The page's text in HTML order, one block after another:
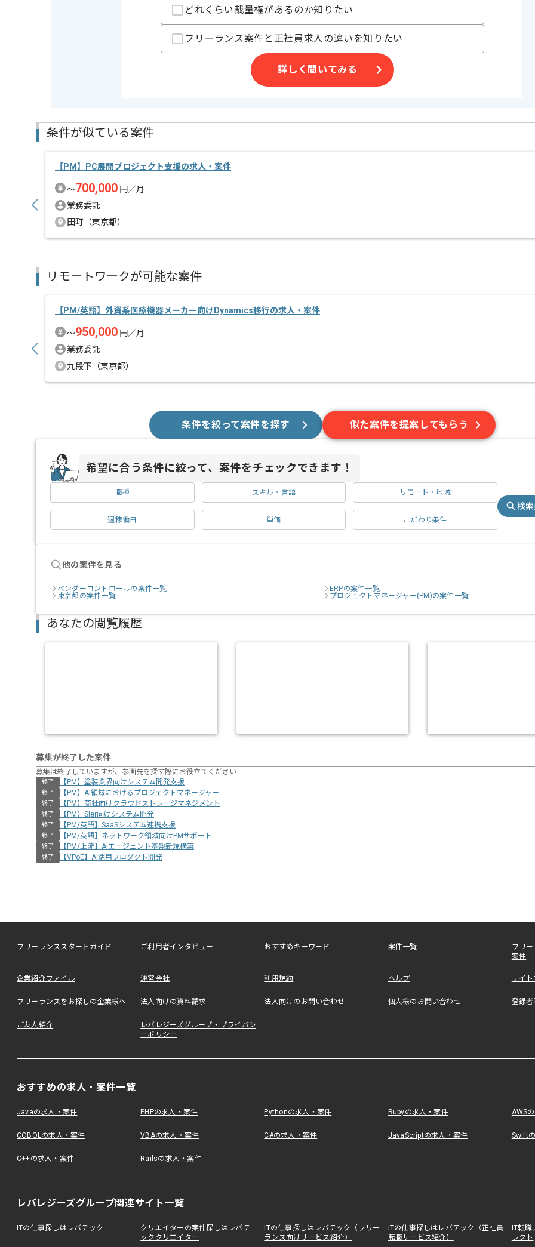
どれくらい裁量権があるのか知りたい
フリーランス案件と正社員求人の違いを知りたい
詳しく聞いてみる
条件が似ている案件
【PM】PC展開プロジェクト支援の求人・案件
〜700,000 円／月
業務委託
田町（東京都）
リモートワークが可能な案件
【PM/英語】外資系医療機器メーカー向けDynamics移行の求人・案件
〜950,000 円／月
業務委託
九段下（東京都）
条件を絞って案件を探す 似た案件を提案してもらう
希望に合う条件に絞って、案件をチェックできます！
職種 スキル・言語 リモート・地域
週稼働日 単価 こだわり条件
検
他の案件を見る
ベンダーコントロールの案件一覧
ERPの案件一覧
東京都の案件一覧
プロジェクトマネージャー(PM)の案件一覧
あなたの閲覧履歴
募集が終了した案件
募集は終了していますが、参画先を探す際にお役立てください
終了 【PM】塗装業界向けシステム開発支援
終了 【PM】AI領域におけるプロジェクトマネージャー
終了 【PM】商社向けクラウドストレージマネジメント
終了 【PM】SIer向けシステム開発
終了 【PM/英語】SaaSシステム連携支援
終了 【PM/英語】ネットワーク領域向けPMサポート
終了 【PM/上流】AIエージェント基盤新規構築
終了 【VPoE】AI活用プロダクト開発
フリーランススタートガイド ご利用者インタビュー おすすめキーワード 案件一覧
フリ
案件
企業紹介ファイル 運営会社 利用規約 ヘルプ サイ
フリーランスをお探しの企業様へ 法人向けの資料請求 法人向けのお問い合わせ 個人様のお問い合わせ 登録
ご友人紹介
レバレジーズグループ・プライバシ
ーポリシー
おすすめの求人・案件一覧
Javaの求人・案件 PHPの求人・案件 Pythonの求人・案件 Rubyの求人・案件 AWS
COBOLの求人・案件 VBAの求人・案件 C#の求人・案件 JavaScriptの求人・案件 Swift
C++の求人・案件 Railsの求人・案件
レバレジーズグループ関連サイト一覧
ITの仕事探しはレバテック
クリエイターの案件探しはレバテ
ッククリエイター
ITの仕事探しはレバテック（フリー
ランス向けサービス紹介）
ITの仕事探しはレバテック（正社員
転職サービス紹介）
IT転
レクト